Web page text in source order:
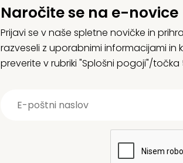
Naročite se na e-novice
Prijavi se v naše spletne novičke in
razveseli z uporabnimi informacijami
preverite v rubriki "Splošni pogoji"/točka